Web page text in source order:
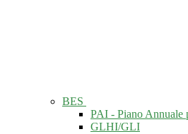
BES
PAI - Piano Annuale
GLHI/GLI